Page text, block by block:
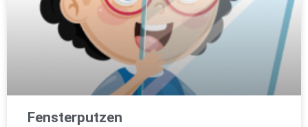
Fensterputzen